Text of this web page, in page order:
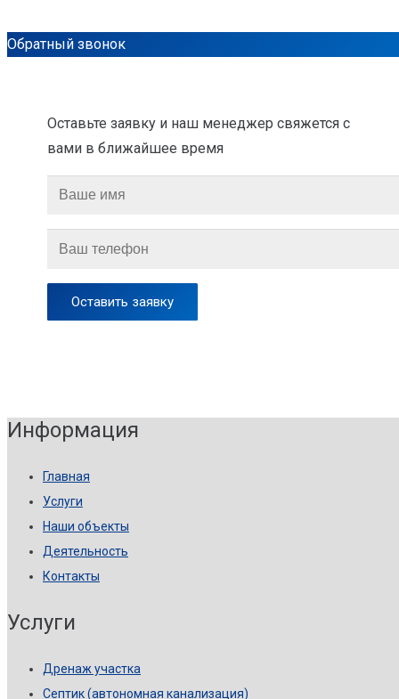
Обратный звонок
Оставьте заявку и наш менеджер свяжется с
вами в ближайшее время
Информация
Главная
Услуги
Наши объекты
Деятельность
Контакты
Услуги
Дренаж участка
Септик (автономная канализация)